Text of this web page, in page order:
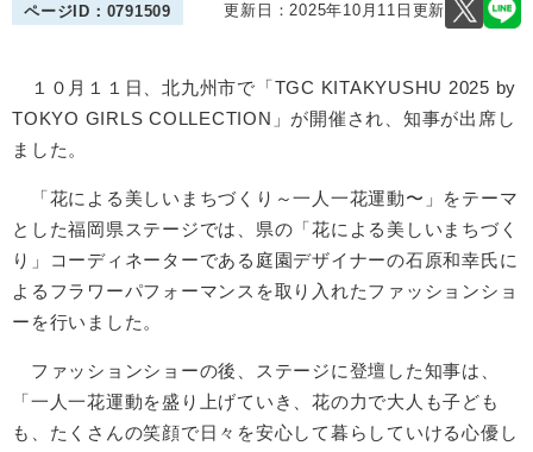
ページID：0791509 更新日：2025年10月11日更新
１０月１１日、北九州市で「TGC KITAKYUSHU 2025 by
TOKYO GIRLS COLLECTION」が開催され、知事が出席し
ました。
「花による美しいまちづくり～一人一花運動〜」をテーマ
とした福岡県ステージでは、県の「花による美しいまちづく
り」コーディネーターである庭園デザイナーの石原和幸氏に
よるフラワーパフォーマンスを取り入れたファッションショ
ーを行いました。
ファッションショーの後、ステージに登壇した知事は、
「一人一花運動を盛り上げていき、花の力で大人も子ども
も、たくさんの笑顔で日々を安心して暮らしていける心優し